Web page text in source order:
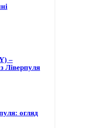
–
Ліверпуля
огляд